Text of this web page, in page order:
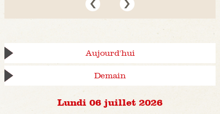
Aujourd'hui
Demain
Lundi 06 juillet 2026